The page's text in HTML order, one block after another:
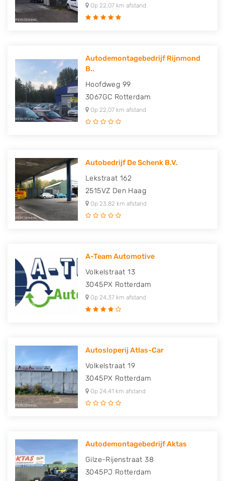
Op 22,07 km afstand
Autodemontagebedrijf Rijnmond
B..
Hoofdweg 99
3067GC Rotterdam
Op 22,07 km afstand
Autobedrijf De Schenk B.V.
Lekstraat 162
2515VZ Den Haag
Op 23,82 km afstand
A-Team Automotive
Volkelstraat 13
3045PX Rotterdam
Op 24,37 km afstand
Autosloperij Atlas-Car
Volkelstraat 19
3045PX Rotterdam
Op 24,41 km afstand
Autodemontagebedrijf Aktas
Gilze-Rijenstraat 38
3045PJ Rotterdam